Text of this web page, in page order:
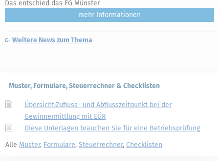
Das entschied das FG Münster
mehr
Weitere News zum Thema
Muster, Formulare, Steuerrechner & Checklisten
Übersicht:Zufluss- und Abflusszeitpunkt bei der
Gewinnermittlung mit EÜR
Diese Unterlagen brauchen Sie für eine Betriebsprüfung
Alle Muster, Formulare, Steuerrechner, Checklisten